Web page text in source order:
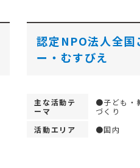
認定NPO法人全国
ー・むすびえ
主な活動テ
ーマ
●子ども・
づくり
活動エリア
●国内